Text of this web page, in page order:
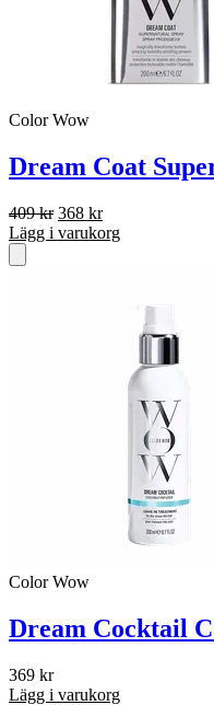
Color Wow
Dream Coat
409kr Det
ursprungliga
368 krDet
nuvarande
Lägg i varukorg
Color Wow
Dream Cocktail
369 kr
Lägg i varukorg